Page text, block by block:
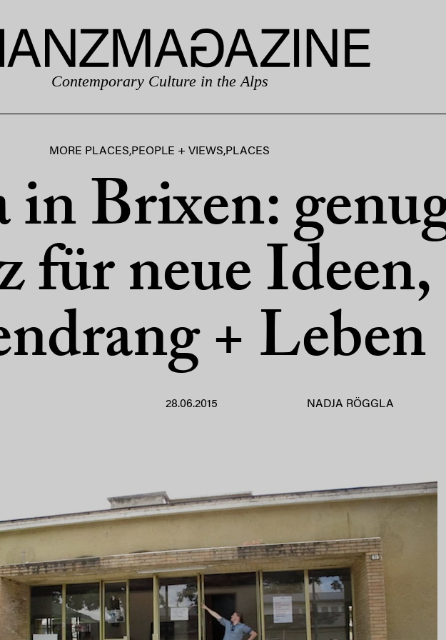
Contemporary Culture in the Alps
MORE PLACES,PEOPLE + VIEWS,PLACES
in Brixen:
für neue Ideen,
+ Leben
28.06.2015 NADJA RÖGGLA